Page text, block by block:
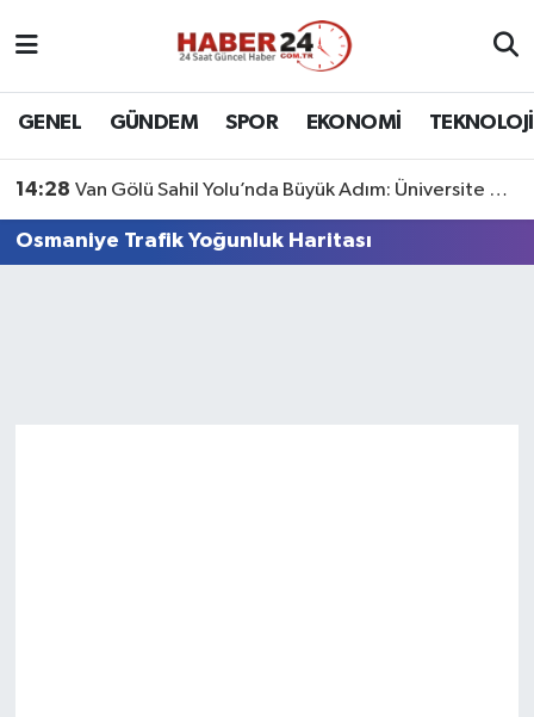
GENEL GÜNDEM SPOR EKONOMİ TEKNOLOJİ
14:28 Van Gölü Sahil Yolu’nda Büyük Adım: Üniversite Bağlantı Etabı Tamamlandı
Osmaniye Trafik Yoğunluk Haritası
Nöbetçi Eczaneler